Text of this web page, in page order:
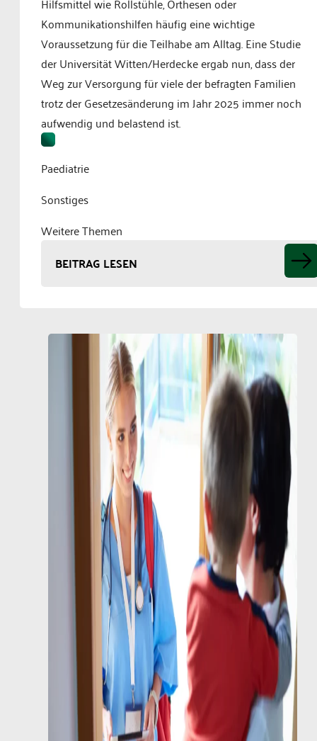
Kommunikationshilfen häufig eine wichtige
Voraussetzung für die Teilhabe am Alltag. Eine Studie
der Universität Witten/Herdecke ergab nun, dass der
Weg zur Versorgung für viele der befragten Familien
trotz der Gesetzesänderung im Jahr 2025 immer noch
aufwendig und belastend ist.
Paediatrie
Sonstiges
Weitere Themen
BEITRAG LESEN